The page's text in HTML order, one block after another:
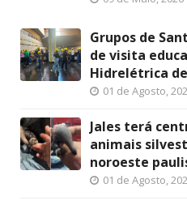
Grupos de
de visita
Hidrelétrica
01 de Agosto,
Jales terá
animais
noroeste
01 de Agosto,